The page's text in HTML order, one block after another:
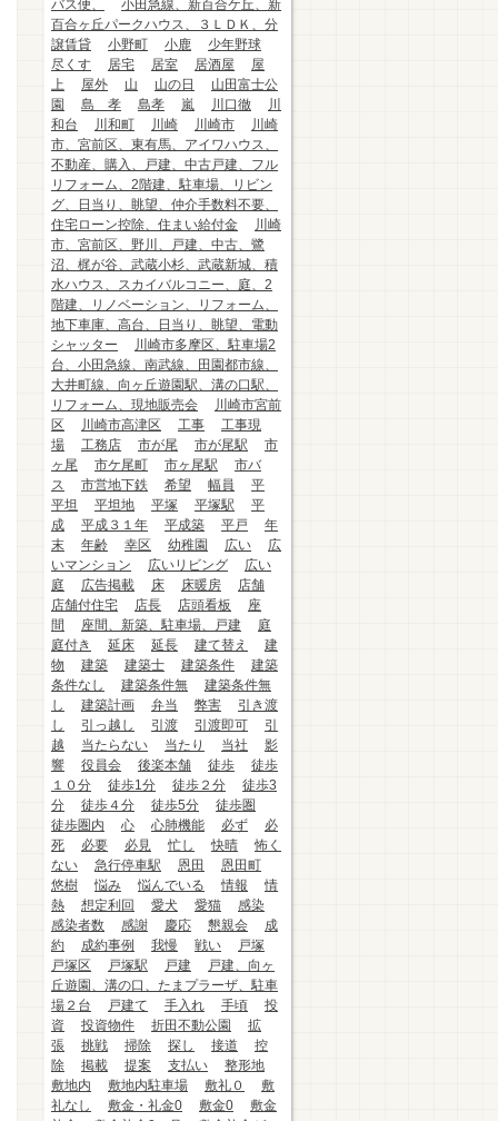
バス便、
小田急線、新百合ケ丘、新
百合ヶ丘パークハウス、３ＬＤＫ、分
譲賃貸
小野町 小鹿
少年野球
尽くす
居宅 居室 居酒屋
屋
上
屋外 山 山の日
山田富士公
園
島 孝 島孝 嵐 川口徹
川
和台
川和町 川崎 川崎市
川崎
市、宮前区、東有馬、アイワハウス、
不動産、購入、戸建、中古戸建、フル
リフォーム、2階建、駐車場、リビン
グ、日当り、眺望、仲介手数料不要、
住宅ローン控除、住まい給付金
川崎
市、宮前区、野川、戸建、中古、鷺
沼、梶が谷、武蔵小杉、武蔵新城、積
水ハウス、スカイバルコニー、庭、2
階建、リノベーション、リフォーム、
地下車庫、高台、日当り、眺望、電動
シャッター
川崎市多摩区、駐車場2
台、小田急線、南武線、田園都市線、
大井町線、向ヶ丘遊園駅、溝の口駅、
リフォーム、現地販売会
川崎市宮前
区
川崎市高津区 工事
工事現
場
工務店 市が尾 市が尾駅
市
ヶ尾
市ケ尾町 市ヶ尾駅
市バ
ス
市営地下鉄 希望 幅員
平
平坦
平坦地 平塚 平塚駅
平
成
平成３１年 平成築 平戸
年
末
年齢 幸区 幼稚園 広い
広
いマンション
広いリビング
広い
庭
広告掲載 床 床暖房
店舗
店舗付住宅
店長 店頭看板
座
間
座間、新築、駐車場、戸建
庭
庭付き
延床 延長 建て替え
建
物
建築 建築士 建築条件
建築
条件なし
建築条件無
建築条件無
し
建築計画 弁当 弊害
引き渡
し
引っ越し 引渡 引渡即可
引
越
当たらない 当たり 当社
影
響
役員会 後楽本舗 徒歩
徒歩
１０分
徒歩1分 徒歩２分
徒歩3
分
徒歩４分 徒歩5分
徒歩圏
徒歩圏内
心 心肺機能 必ず
必
死
必要 必見 忙し 快晴
怖く
ない
急行停車駅 恩田
恩田町
悠樹
悩み 悩んでいる 情報
情
熱
想定利回 愛犬 愛猫
感染
感染者数
感謝 慶応 懇親会
成
約
成約事例 我慢 戦い
戸塚
戸塚区
戸塚駅 戸建
戸建、向ヶ
丘遊園、溝の口、たまプラーザ、駐車
場２台
戸建て 手入れ 手頃
投
資
投資物件 折田不動公園
拡
張
挑戦 掃除 探し 接道
控
除
掲載 提案 支払い
整形地
敷地内
敷地内駐車場 敷礼０
敷
礼なし
敷金・礼金0 敷金0
敷金